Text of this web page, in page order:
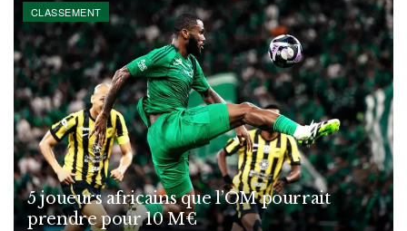
CLASSEMENT
5 joueurs africains que l’OM pourrait
prendre pour 10 M€